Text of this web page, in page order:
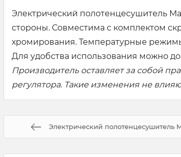
Электрический полотенцесушитель
стороны. Совместима с комплектом
хромирования. Температурные
Для удобства использования можно
Производитель оставляет за собой
регулятора. Такие изменения не
Электрический полотенцесушитель